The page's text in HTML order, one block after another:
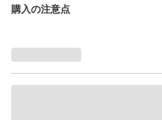
購入の注意点